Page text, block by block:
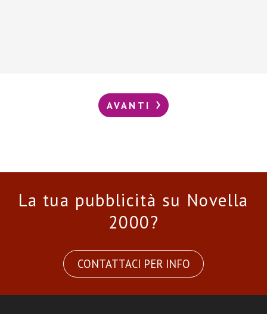
AVANTI
La tua pubblicità su Novella
2000?
CONTATTACI PER INFO